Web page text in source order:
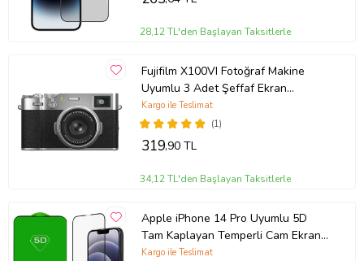
28,12 TL'den Başlayan Taksitlerle
Fujifilm X100VI Fotoğraf Makine
Uyumlu 3 Adet Şeffaf Ekran
koruyucu Nano Jelatin
(1)
Kargo ile Teslimat
319,90 TL
34,12 TL'den Başlayan Taksitlerle
Apple iPhone 14 Pro Uyumlu 5D
Tam Kaplayan Temperli Cam Ekran
Koruyucu
Kargo ile Teslimat